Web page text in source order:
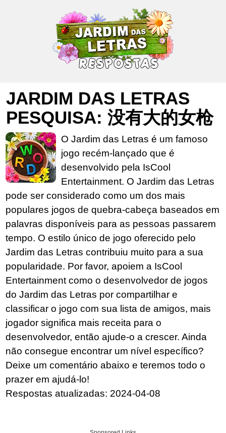
JARDIM DAS LETRAS
PESQUISA: 没有大的女枪
O Jardim das Letras é um famoso
jogo recém-lançado que é
desenvolvido pela IsCool
Entertainment. O Jardim das Letras
pode ser considerado como um dos mais
populares jogos de quebra-cabeça baseados em
palavras disponíveis para as pessoas passarem
tempo. O estilo único de jogo oferecido pelo
Jardim das Letras contribuiu muito para a sua
popularidade. Por favor, apoiem a IsCool
Entertainment como o desenvolvedor de jogos
do Jardim das Letras por compartilhar e
classificar o jogo com sua lista de amigos, mais
jogador significa mais receita para o
desenvolvedor, então ajude-o a crescer. Ainda
não consegue encontrar um nível específico?
Deixe um comentário abaixo e teremos todo o
prazer em ajudá-lo!
Respostas atualizadas: 2024-04-08